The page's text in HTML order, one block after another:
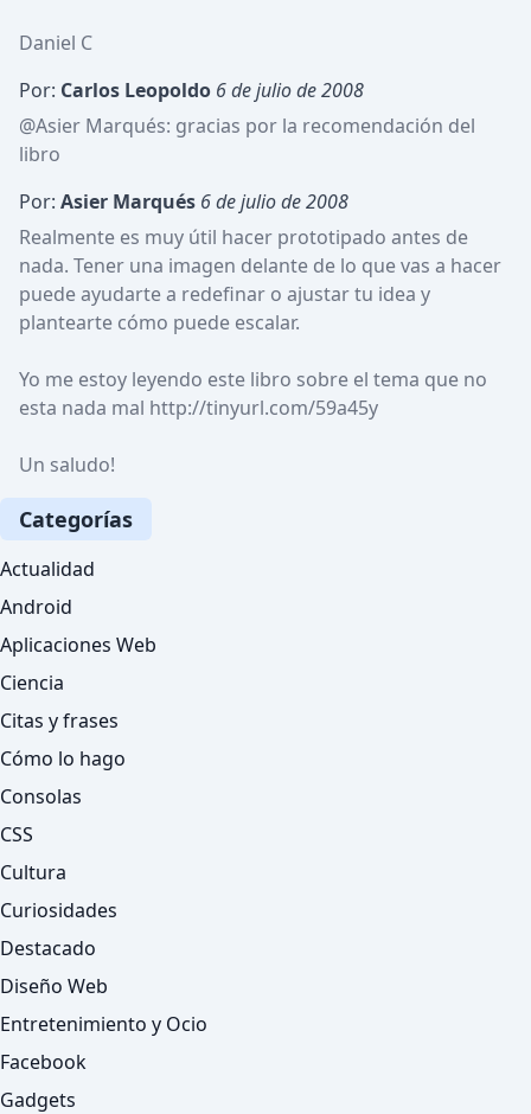
Daniel C
Por: Carlos Leopoldo 6 de julio de 2008
@Asier Marqués: gracias por la recomendación del
libro
Por: Asier Marqués 6 de julio de 2008
Realmente es muy útil hacer prototipado antes de
nada. Tener una imagen delante de lo que vas a hacer
puede ayudarte a redefinar o ajustar tu idea y
plantearte cómo puede escalar.
Yo me estoy leyendo este libro sobre el tema que no
esta nada mal http://tinyurl.com/59a45y
Un saludo!
Categorías
Actualidad
Android
Aplicaciones Web
Ciencia
Citas y frases
Cómo lo hago
Consolas
CSS
Cultura
Curiosidades
Destacado
Diseño Web
Entretenimiento y Ocio
Facebook
Gadgets